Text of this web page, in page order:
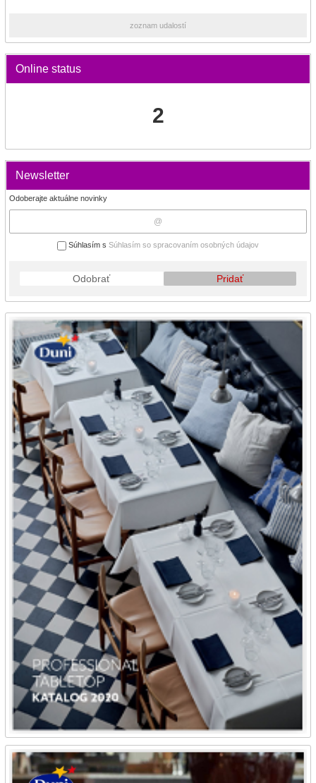
zoznam udalostí
Online status
2
Newsletter
Odoberajte aktuálne novinky
Súhlasím s Súhlasím so spracovaním osobných údajov
Odobrať Pridať